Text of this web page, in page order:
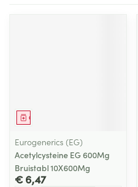
Geneesmiddel
Eurogenerics (EG)
Acetylcysteine EG 600Mg
Bruistabl 10X600Mg
€ 6,47